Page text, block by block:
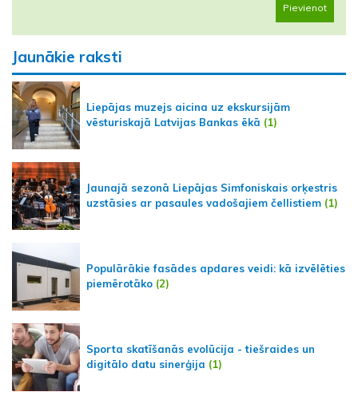
Pievienot
Jaunākie raksti
Liepājas muzejs aicina uz ekskursijām
vēsturiskajā Latvijas Bankas ēkā (1)
Jaunajā sezonā Liepājas Simfoniskais orķestris
uzstāsies ar pasaules vadošajiem čellistiem (1)
Populārākie fasādes apdares veidi: kā izvēlēties
piemērotāko (2)
Sporta skatīšanās evolūcija - tiešraides un
digitālo datu sinerģija (1)